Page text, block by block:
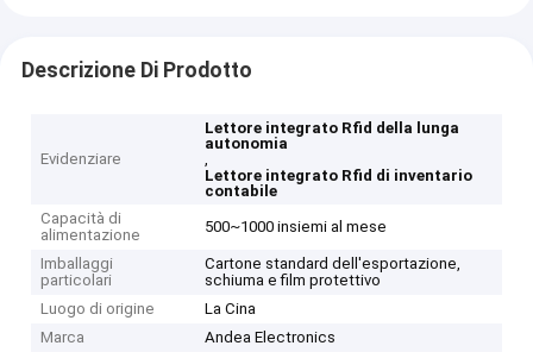
Descrizione Di Prodotto
Evidenziare
Lettore integrato Rfid della lunga
autonomia
,
Lettore integrato Rfid di inventario
contabile
Capacità di
alimentazione
500~1000 insiemi al mese
Imballaggi
particolari
Cartone standard dell'esportazione,
schiuma e film protettivo
Luogo di origine
La Cina
Marca
Andea Electronics